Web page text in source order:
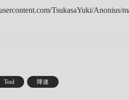
TsukasaYuki/Anonius/
Tool 降速